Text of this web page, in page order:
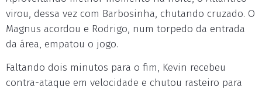
virou, dessa vez com Barbosinha, chutando cruzado. O
Magnus acordou e Rodrigo, num torpedo da entrada
da área, empatou o jogo.
Faltando dois minutos para o fim, Kevin recebeu
contra-ataque em velocidade e chutou rasteiro para